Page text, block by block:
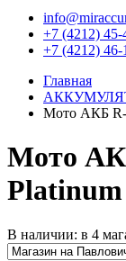
+7 (4212) 45-
+7 (4212)
Главная
Мото АКБ R-
Мото
Platinum
В наличии: в 4